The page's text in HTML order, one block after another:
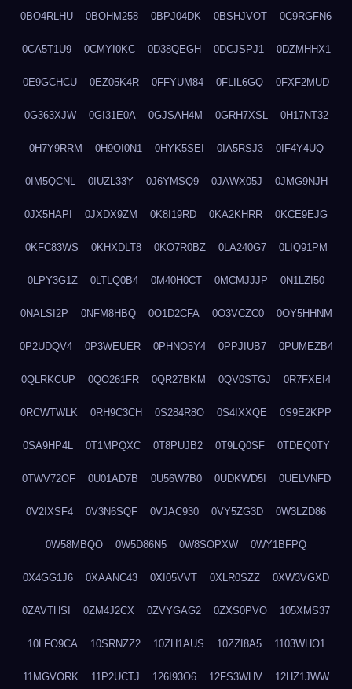
0BO4RLHU 0BOHM258 0BPJ04DK 0BSHJVOT 0C9RGFN6
0CA5T1U9 0CMYI0KC 0D38QEGH 0DCJSPJ1 0DZMHHX1
0E9GCHCU 0EZ05K4R 0FFYUM84 0FLIL6GQ 0FXF2MUD
0G363XJW 0GI31E0A 0GJSAH4M 0GRH7XSL 0H17NT32
0H7Y9RRM 0H9OI0N1 0HYK5SEI 0IA5RSJ3 0IF4Y4UQ
0IM5QCNL 0IUZL33Y 0J6YMSQ9 0JAWX05J 0JMG9NJH
0JX5HAPI 0JXDX9ZM 0K8I19RD 0KA2KHRR 0KCE9EJG
0KFC83WS 0KHXDLT8 0KO7R0BZ 0LA240G7 0LIQ91PM
0LPY3G1Z 0LTLQ0B4 0M40H0CT 0MCMJJJP 0N1LZI50
0NALSI2P 0NFM8HBQ 0O1D2CFA 0O3VCZC0 0OY5HHNM
0P2UDQV4 0P3WEUER 0PHNO5Y4 0PPJIUB7 0PUMEZB4
0QLRKCUP 0QO261FR 0QR27BKM 0QV0STGJ 0R7FXEI4
0RCWTWLK 0RH9C3CH 0S284R8O 0S4IXXQE 0S9E2KPP
0SA9HP4L 0T1MPQXC 0T8PUJB2 0T9LQ0SF 0TDEQ0TY
0TWV72OF 0U01AD7B 0U56W7B0 0UDKWD5I 0UELVNFD
0V2IXSF4 0V3N6SQF 0VJAC930 0VY5ZG3D 0W3LZD86
0W58MBQO 0W5D86N5 0W8SOPXW 0WY1BFPQ
0X4GG1J6 0XAANC43 0XI05VVT 0XLR0SZZ 0XW3VGXD
0ZAVTHSI 0ZM4J2CX 0ZVYGAG2 0ZXS0PVO 105XMS37
10LFO9CA 10SRNZZ2 10ZH1AUS 10ZZI8A5 1103WHO1
11MGVORK 11P2UCTJ 126I93O6 12FS3WHV 12HZ1JWW